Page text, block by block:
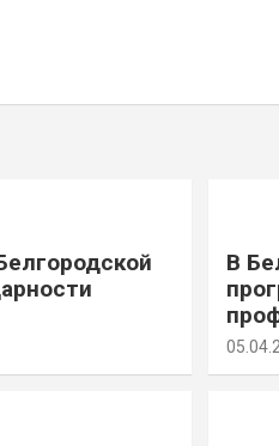
В